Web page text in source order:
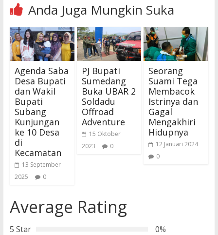
Anda Juga Mungkin Suka
Agenda Saba
Desa Bupati
dan Wakil
Bupati
Subang
Kunjungan
ke 10 Desa
di
Kecamatan
13 September
2025
0
PJ Bupati
Sumedang
Buka UBAR 2
Soldadu
Offroad
Adventure
15 Oktober
2023
0
Seorang
Suami Tega
Membacok
Istrinya dan
Gagal
Mengakhiri
Hidupnya
12 Januari 2024
0
Average Rating
5 Star
0%